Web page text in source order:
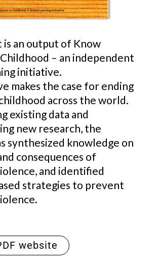
is an output of Know
– an independent
initiative.
makes the case for ending
across the world.
existing data and
new research, the
synthesized knowledge on
consequences of
and identified
strategies to prevent
website